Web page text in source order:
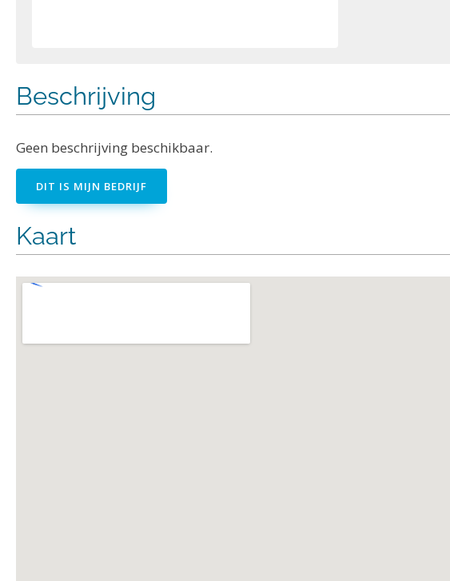
Beschrijving
Geen beschrijving beschikbaar.
DIT IS MIJN BEDRIJF
Kaart